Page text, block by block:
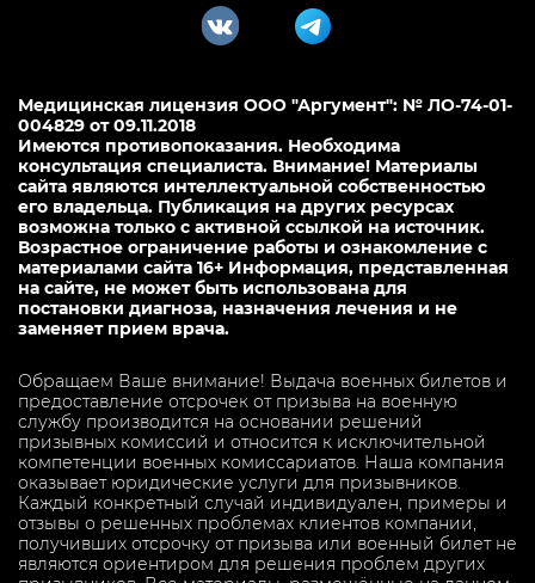
Медицинская лицензия ООО "Аргумент": № ЛО-74-01-
004829 от 09.11.2018
Имеются противопоказания. Необходима
консультация специалиста. Внимание! Материалы
сайта являются интеллектуальной собственностью
его владельца. Публикация на других ресурсах
возможна только с активной ссылкой на источник.
Возрастное ограничение работы и ознакомление с
материалами сайта 16+ Информация, представленная
на сайте, не может быть использована для
постановки диагноза, назначения лечения и не
заменяет прием врача.
Обращаем Ваше внимание! Выдача военных билетов и
предоставление отсрочек от призыва на военную
службу производится на основании решений
призывных комиссий и относится к исключительной
компетенции военных комиссариатов. Наша компания
оказывает юридические услуги для призывников.
Каждый конкретный случай индивидуален, примеры и
отзывы о решенных проблемах клиентов компании,
получивших отсрочку от призыва или военный билет не
являются ориентиром для решения проблем других